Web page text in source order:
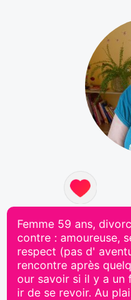
Femme 59 ans,
contre : amoureuse,
respect (pas d'
rencontre après
our savoir si il y a un
ir de se revoir. Au